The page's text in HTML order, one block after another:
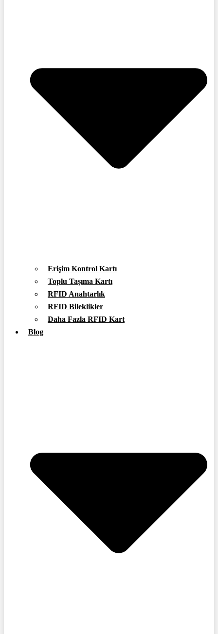
Erişim Kontrol Kartı
Toplu Taşıma Kartı
RFID Anahtarlık
RFID Bileklikler
Daha Fazla RFID Kart
Blog